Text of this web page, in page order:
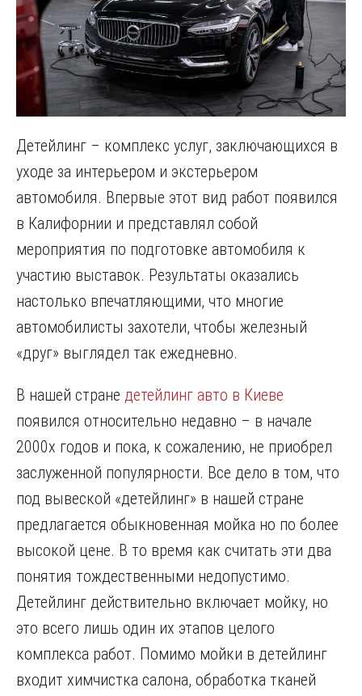
Детейлинг – комплекс услуг, заключающихся в
уходе за интерьером и экстерьером
автомобиля. Впервые этот вид работ появился
в Калифорнии и представлял собой
мероприятия по подготовке автомобиля к
участию выставок. Результаты оказались
настолько впечатляющими, что многие
автомобилисты захотели, чтобы железный
«друг» выглядел так ежедневно.
В нашей стране детейлинг авто в Киеве
появился относительно недавно – в начале
2000х годов и пока, к сожалению, не приобрел
заслуженной популярности. Все дело в том, что
под вывеской «детейлинг» в нашей стране
предлагается обыкновенная мойка но по более
высокой цене. В то время как считать эти два
понятия тождественными недопустимо.
Детейлинг действительно включает мойку, но
это всего лишь один их этапов целого
комплекса работ. Помимо мойки в детейлинг
входит химчистка салона, обработка тканей